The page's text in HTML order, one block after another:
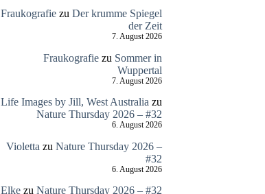
Fraukografiezu Der krumme Spiegel
der Zeit
7. August 2026
Fraukografiezu Sommer in
Wuppertal
7. August 2026
Life Images by Jill, West Australia zu
Nature Thursday 2026 – #32
6. August 2026
Violetta zu Nature Thursday 2026 –
#32
6. August 2026
Elkezu Nature Thursday 2026 – #32